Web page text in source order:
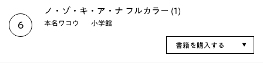
6
ノ・ゾ・キ・ア・ナ フルカラー (1)
本名ワコウ 小学館
書籍を購入する